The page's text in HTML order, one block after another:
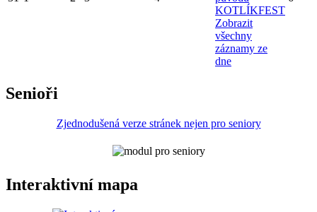
KOTLÍKFEST
Zobrazit
všechny
záznamy ze
dne
Senioři
Zjednodušená verze stránek nejen pro seniory
Interaktivní mapa